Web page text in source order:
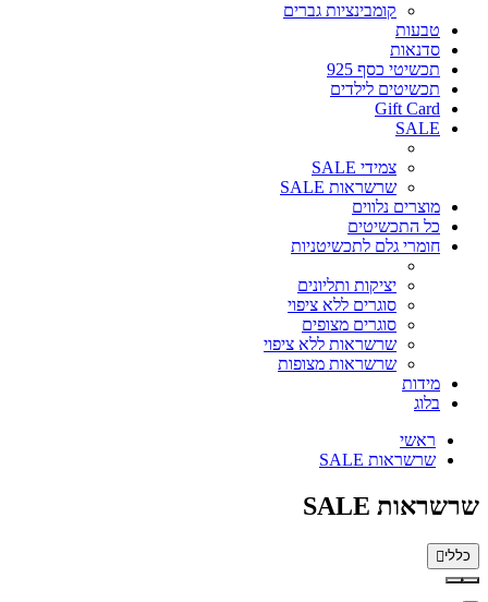
קומבינציות גברים
טבעות
סדנאות
תכשיטי כסף 925
תכשיטים לילדים
Gift Card
SALE
צמידי SALE
שרשראות SALE
מוצרים נלווים
כל התכשיטים
חומרי גלם לתכשיטניות
יציקות ותליונים
סוגרים ללא ציפוי
סוגרים מצופים
שרשראות ללא ציפוי
שרשראות מצופות
מידות
בלוג
ראשי
שרשראות SALE
שרשראות SALE
כללי